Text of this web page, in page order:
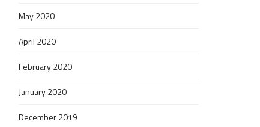
May 2020
April 2020
February 2020
January 2020
December 2019